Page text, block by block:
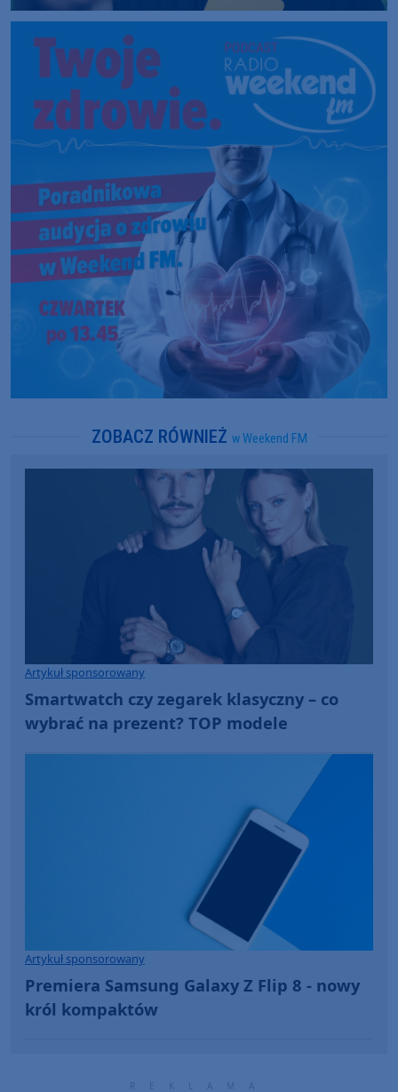
ZOBACZ RÓWNIEŻ w Weekend FM
Artykuł sponsorowany
Smartwatch czy zegarek klasyczny – co
wybrać na prezent? TOP modele
Artykuł sponsorowany
Premiera Samsung Galaxy Z Flip 8 - nowy
król kompaktów